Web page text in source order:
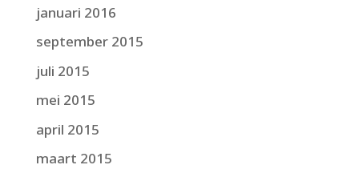
januari 2016
september 2015
juli 2015
mei 2015
april 2015
maart 2015